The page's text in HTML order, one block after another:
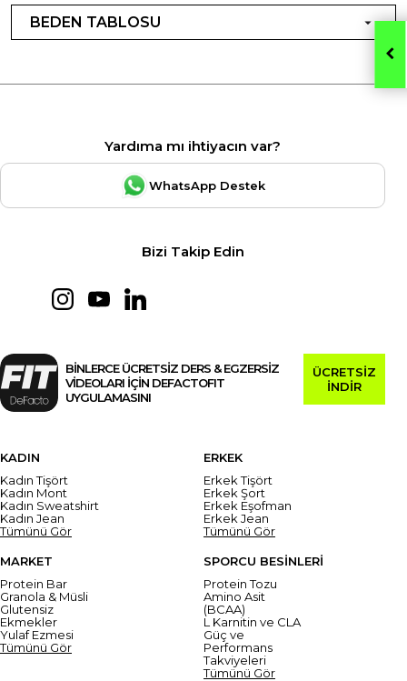
BEDEN TABLOSU
Yardıma mı ihtiyacın var?
WhatsApp Destek
Bizi Takip Edin
BİNLERCE ÜCRETSİZ DERS & EGZERSİZ
VİDEOLARI İÇİN DEFACTOFIT
UYGULAMASINI
ÜCRETSİZ
İNDİR
KADIN
Kadın Tişört
Kadın Mont
Kadın Sweatshirt
Kadın Jean
Tümünü Gör
ERKEK
Erkek Tişört
Erkek Şort
Erkek Eşofman
Erkek Jean
Tümünü Gör
MARKET
Protein Bar
Granola & Müsli
Glutensiz
Ekmekler
Yulaf Ezmesi
Tümünü Gör
SPORCU BESİNLERİ
Protein Tozu
Amino Asit
(BCAA)
L Karnitin ve CLA
Güç ve
Performans
Takviyeleri
Tümünü Gör